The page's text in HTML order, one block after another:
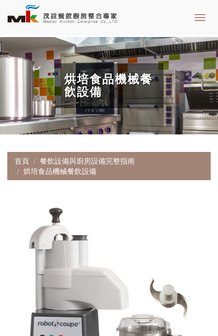
烘培食品機械餐
飲設備
首頁
餐飲設備與廚房設備完整指南
烘培食品機械餐飲設備